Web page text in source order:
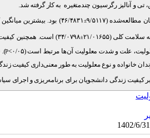
تی و آنالیز رگرسیون چندمتغیره به کار گرفته شد.
مطالعه‌شده (۹/۵۱۱۷ ±۴۶/۴۸۳۱) بود. بیشترین
سلامت کلی(۲۱/۰۱۶۵۵ ±۳۴/۰۷۹۸) است. همچنین
علت و شدت معلولیت آن‌ها مرتبط است (۰/۰۵>
P
).
خانواده و نوع معلولیت به­ طور معنی‌داری کیفیت زندگی
زندگی دانشجویان برای برنامه‌ریزی و اجرای